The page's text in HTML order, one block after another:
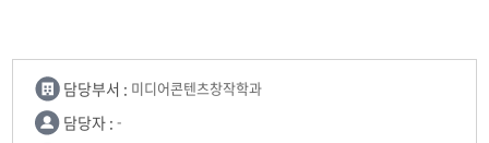
담당부서 : 미디어콘텐츠창작학과
담당자 : -